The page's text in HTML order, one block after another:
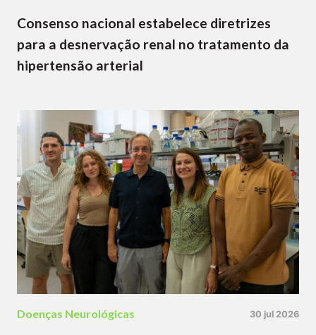
Consenso nacional estabelece diretrizes
para a desnervação renal no tratamento da
hipertensão arterial
Doenças Neurológicas 30 jul 2026